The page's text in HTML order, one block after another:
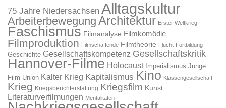
75 Jahre Niedersachsen Alltagskultur
Arbeiterbewegung Architektur Erster Weltkrieg
Faschismus Filmanalyse Filmkomödie
Filmproduktion Filmschaffende Filmtheorie Flucht Fortbildung
Geschichte Gesellschaftskompetenz Gesellschaftskritik
Hannover-Filme Holocaust Imperialismus Junge
Film-Union Kalter Krieg Kapitalismus Kino Klassengesellschaft
Krieg Kriegsberichterstattung Kriegsfilm Kunst
Literaturverfilmungen Mentalitäten